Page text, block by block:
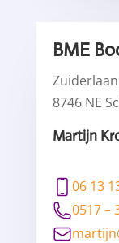
BME
8746 NE
Martijn
06 13
0517 –